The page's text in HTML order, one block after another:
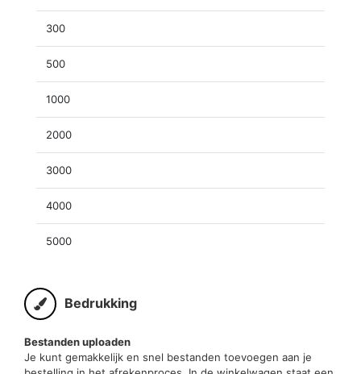
300
500
1000
2000
3000
4000
5000
Bedrukking
Bestanden uploaden
Je kunt gemakkelijk en snel bestanden toevoegen aan je